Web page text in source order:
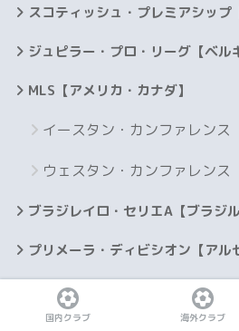
スコティッシュ・プレミアシップ
ジュピラー・プロ・リーグ【ベル
MLS【アメリカ・カナダ】
イースタン・カンファレンス
ウェスタン・カンファレンス
ブラジレイロ・セリエA【ブラジル
プリメーラ・ディビシオン【アル
サウジ・プロフェッショナルリーグ
国内クラブ 海外クラブ